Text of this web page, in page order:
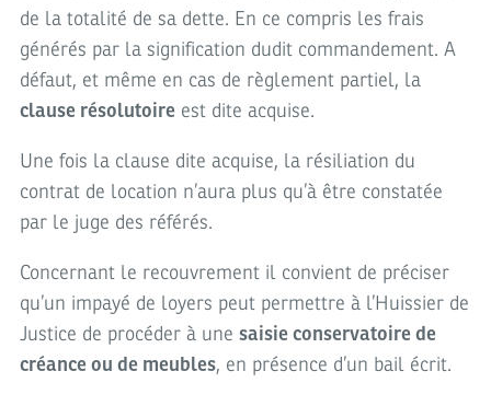
de la totalité de sa dette. En ce compris les frais
générés par la signification dudit commandement. A
défaut, et même en cas de règlement partiel, la
clause résolutoire est dite acquise.
Une fois la clause dite acquise, la résiliation du
contrat de location n’aura plus qu’à être constatée
par le juge des référés.
Concernant le recouvrement il convient de préciser
qu’un impayé de loyers peut permettre à l’Huissier de
Justice de procéder à une saisie conservatoire de
créance ou de meubles, en présence d’un bail écrit.